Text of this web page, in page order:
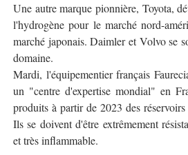
Une autre marque pionnière, Toyota,
l'hydrogène pour le marché nord-
marché japonais. Daimler et Volvo se
domaine.
Mardi, l'équipementier français
un "centre d'expertise mondial" en
produits à partir de 2023 des
Ils se doivent d'être extrêmement
et très inflammable.